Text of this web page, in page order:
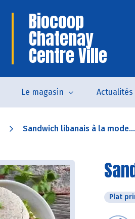
Biocoop
Chatenay
Centre Ville
Le magasin Actualités
Sandwich libanais à la mode...
Plat